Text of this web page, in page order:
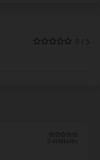
0 / 5
0 értékelés